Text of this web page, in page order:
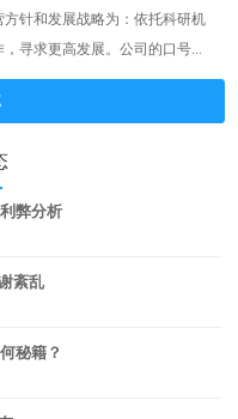
针和发展战略为：依托科研机
寻求更高发展。公司的口号...
弊分析
紊乱
秘籍？